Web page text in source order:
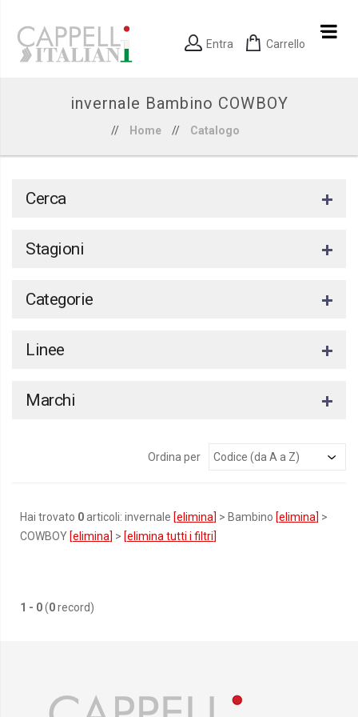
Entra Carrello
invernale Bambino COWBOY
// Home // Catalogo
Cerca
Stagioni
Categorie
Linee
Marchi
Ordina per
Hai trovato 0articoli: invernale [elimina] > Bambino [elimina] >
COWBOY [elimina] > [elimina tutti i filtri]
1 - 0(0record)